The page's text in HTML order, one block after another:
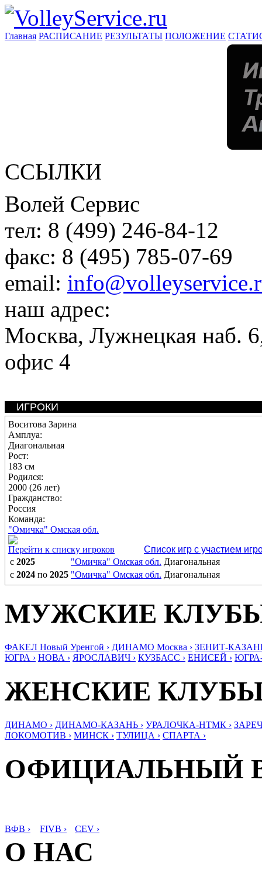
Главная РАСПИСАНИЕ РЕЗУЛЬТАТЫ ПОЛОЖЕНИЕ
ССЫЛКИ
Волей Сервис
тел: 8 (499) 246-84-12
факс: 8 (495) 785-07-69
email:
наш адрес:
Москва, Лужнецкая наб.
офис 4
ИГРОКИ
Воситова Зарина
Амплуа:
Диагональная
Рост:
183 см
Родился:
2000 (26 лет)
Гражданство:
Россия
Команда:
"Омичка" Омская обл.
Перейти к списку игроков
Список игр с участием
с 2025 "Омичка" Омская обл. Диагональная
с 2024 по 2025 "Омичка" Омская обл. Диагональная
МУЖСКИЕ
ФАКЕЛ Новый Уренгой › ДИНАМО Москва › ЗЕНИТ-
ЮГРА › НОВА › ЯРОСЛАВИЧ › КУЗБАСС › ЕНИСЕЙ ›
ЖЕНСКИЕ
ДИНАМО › ДИНАМО-КАЗАНЬ › УРАЛОЧКА-НТМК ›
ЛОКОМОТИВ › МИНСК › ТУЛИЦА › СПАРТА ›
ОФИЦИАЛЬНЫЙ
ВФВ › FIVB › CEV ›
О НАС